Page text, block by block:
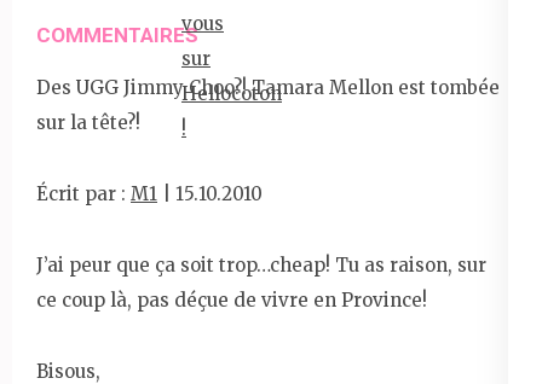
COMMENTAIRES
Des UGG Jimmy Choo?! Tamara Mellon est tombée
sur la tête?!
Écrit par : M1 | 15.10.2010
J’ai peur que ça soit trop…cheap! Tu as raison, sur
ce coup là, pas déçue de vivre en Province!
Bisous,